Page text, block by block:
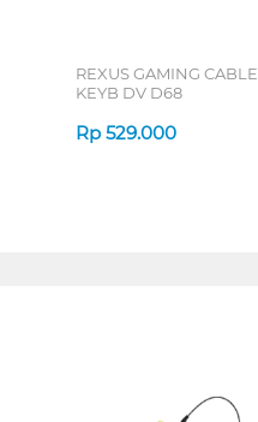
REXUS GAMING CABLE
KEYB DV D68
Rp 529.000